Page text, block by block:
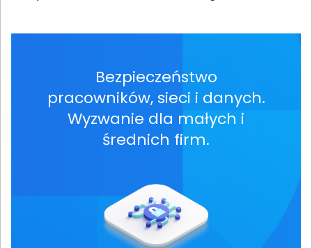
Bezpieczeństwo
pracowników, sieci i danych.
Wyzwanie dla małych i
średnich firm.